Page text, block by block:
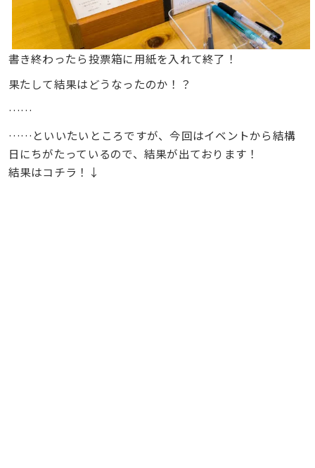
書き終わったら投票箱に用紙を入れて終了！
果たして結果はどうなったのか！？
……
……といいたいところですが、今回はイベントから結構
日にちがたっているので、結果が出ております！
結果はコチラ！↓